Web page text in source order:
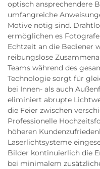
optisch ansprechendere
umfangreiche
Motive nötig sind.
ermöglichen es
Echtzeit an die Bediener
reibungslose
Teams während des
Technologie sorgt für
bei Innen- als auch
eliminiert abrupte
die Feier zwischen
Professionelle
höheren
Laserlichtsysteme
Bilder kontinuierlich die
bei minimalem